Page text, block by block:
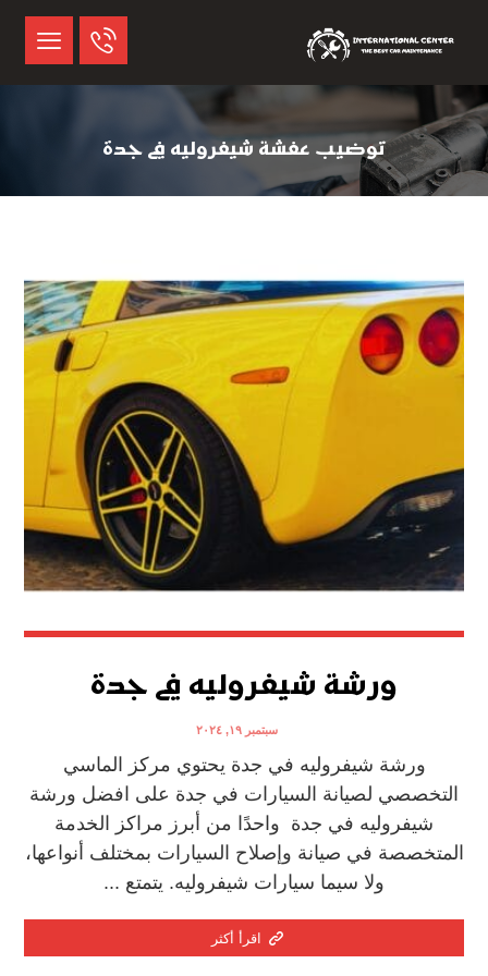
توضيب عفشة شيفروليه في جدة
ورشة شيفروليه في جدة
سبتمبر ١٩, ٢٠٢٤
ورشة شيفروليه في جدة يحتوي مركز الماسي
التخصصي لصيانة السيارات في جدة على افضل ورشة
شيفروليه في جدة واحدًا من أبرز مراكز الخدمة
المتخصصة في صيانة وإصلاح السيارات بمختلف أنواعها،
ولا سيما سيارات شيفروليه. يتمتع ...
اقرأ أكثر